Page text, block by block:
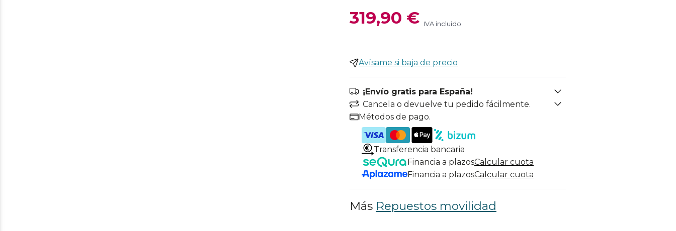
319,90 € IVA incluido
Avísame si baja de precio
¡Envío gratis para España!
Cancela o devuelve tu pedido fácilmente.
Métodos de pago.
Transferencia bancaria
Financia a plazosCalcular cuota
Financia a plazosCalcular cuota
Más Repuestos movilidad